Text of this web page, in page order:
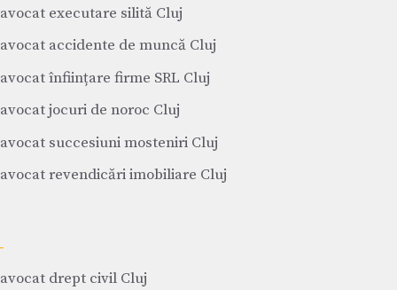
avocat executare silită Cluj
avocat accidente de muncă Cluj
avocat înființare firme SRL Cluj
avocat jocuri de noroc Cluj
avocat succesiuni mosteniri Cluj
avocat revendicări imobiliare Cluj
avocat drept civil Cluj